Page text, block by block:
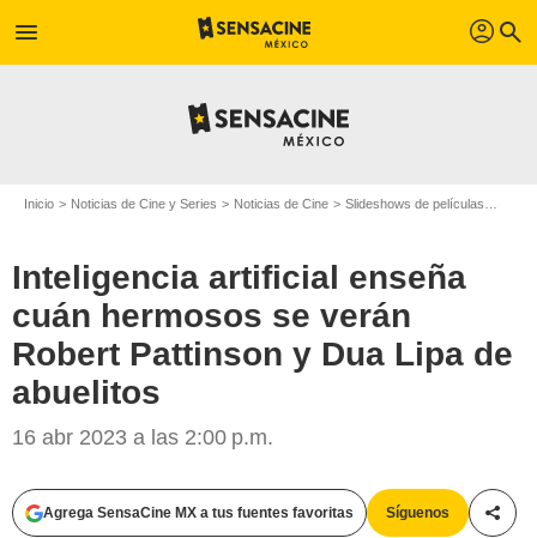
menu profil search
Inicio Noticias de Cine y Series Noticias de Cine Slideshows de películas
Inteligencia artificial enseña
cuán hermosos se verán
Robert Pattinson y Dua Lipa de
abuelitos
16 abr 2023 a las 2:00 p.m.
Agrega SensaCine MX a tus fuentes favoritas Síguenos